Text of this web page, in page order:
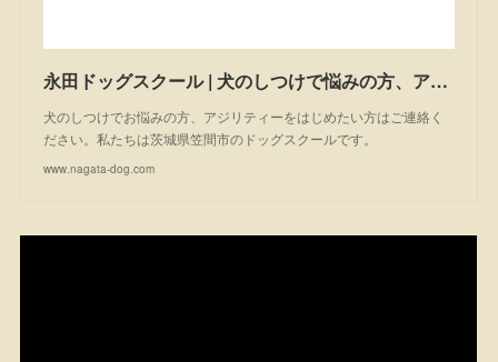
永田ドッグスクール | 犬のしつけで悩みの方、アジリティーを始めたい方は一度ご相談ください。私たちは茨城県笠間市のドッグスクールです。
犬のしつけでお悩みの方、アジリティーをはじめたい方はご連絡く
ださい。私たちは茨城県笠間市のドッグスクールです。
www.nagata-dog.com